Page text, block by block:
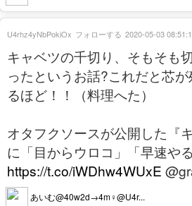
キャベツの千切り、そもそも
ったというお話?これだと芯
るほど！！（料理へた）
オタフクソースが公開した『
に「目からウロコ」「早速やる
https://t.co/iWDhw4WUxE
あいむ@40w2d→4m♀@U4r...
U4rhz4yNbPokiOx フォローする 2020-05-03